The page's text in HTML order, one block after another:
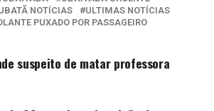
NOTÍCIAS
ULTIMAS NOTÍCIAS
PUXADO POR PASSAGEIRO
suspeito de matar professora